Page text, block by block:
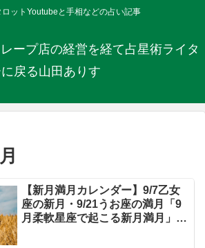
ットYoutubeと手相などの占い記事
ープ店の経営を経て占星術ライタ
戻る山田ありす
【新月満月カレンダー】9/7乙女
座の新月・9/21うお座の満月「9
月柔軟星座で起こる新月満月」